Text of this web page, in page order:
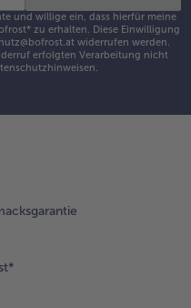
und willige ein, dass hierfür meine
zu erhalten. Diese Einwilligung
widerrufen werden.
erfolgten Verarbeitung nicht
.